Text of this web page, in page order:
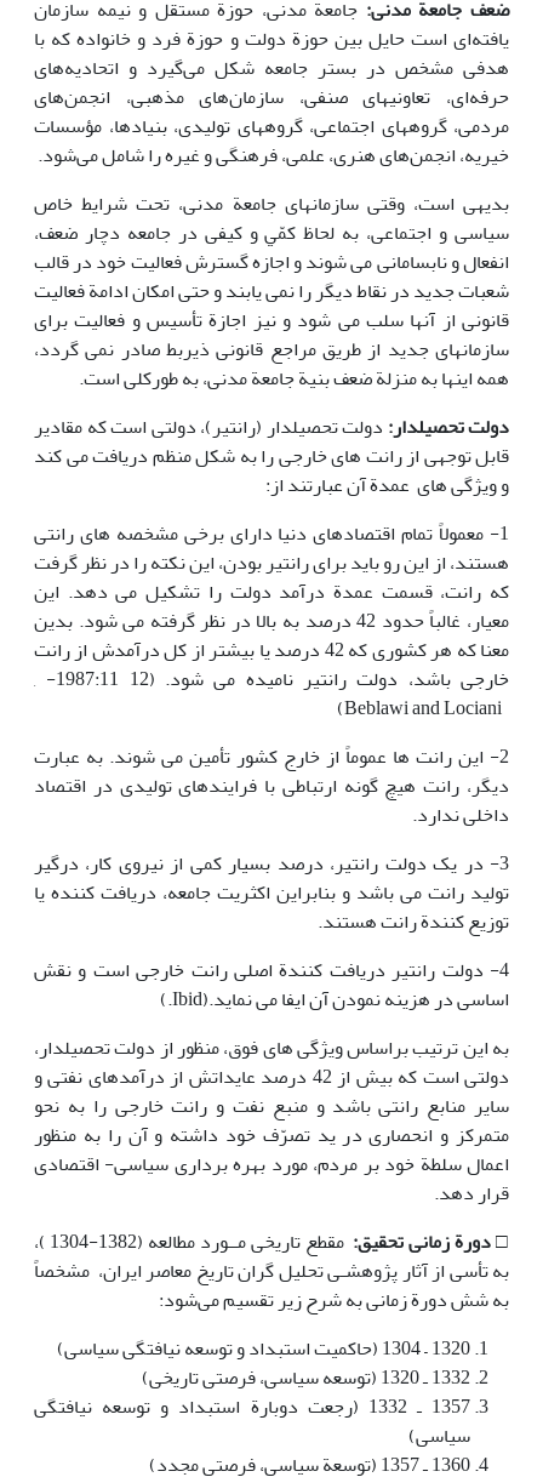
ضعف جامعة مدنی: جامعة مدنی، حوزة مستقل و نیمه سازمان
یافته‌ای است حایل بین حوزة دولت و حوزة فرد و خانواده که با
هدفی مشخص در بستر جامعه شکل می‌گیرد و اتحادیه‌های
حرفه‌ای، تعاونیهای صنفی، سازمان‌های مذهبی، انجمن‌های
مردمی، گروههای اجتماعی، گروههای تولیدی، بنیادها، مؤسسات
خیریه، انجمن‌های هنری، علمی، فرهنگی و غیره را شامل می‌شود.
بدیهی است، وقتی سازمانهای جامعة مدنی، تحت شرایط خاص
سیاسی و اجتماعی، به لحاظ ﮐﻤّﻲ و کیفی در جامعه دچار ضعف،
انفعال و نابسامانی می شوند و اجازه گسترش فعالیت خود در قالب
شعبات جدید در نقاط دیگر را نمی یابند و حتی امکان ادامة فعالیت
قانونی از آنها سلب می شود و نیز اجازة تأسیس و فعالیت برای
سازمانهای جدید از طریق مراجع قانونی ذیربط صادر نمی گردد،
همه اینها به منزلة ضعف بنیة جامعة مدنی، به طورکلی است.
دولت تحصیلدار: دولت تحصیلدار (رانتیر)، دولتی است که مقادیر
قابل توجهی از رانت های خارجی را به شکل منظم دریافت می کند
و ویژگی های عمدة آن عبارتند از:
1- معمولاً تمام اقتصادهای دنیا دارای برخی مشخصه های رانتی
هستند، از این رو باید برای رانتیر بودن، این نکته را در نظر گرفت
که رانت، قسمت عمدة درآمد دولت را تشکیل می دهد. این
معیار، غالباً حدود 42 درصد به بالا در نظر گرفته می شود. بدین
معنا که هر کشوری که 42 درصد یا بیشتر از کل درآمدش از رانت
خارجی باشد، دولت رانتیر نامیده می شود. (12 1987:11- ,
2- این رانت ها عموماً از خارج کشور تأمین می شوند. به عبارت
دیگر، رانت هیچ گونه ارتباطی با فرایندهای تولیدی در اقتصاد
داخلی ندارد.
3- در یک دولت رانتیر، درصد بسیار کمی از نیروی کار، درگیر
تولید رانت می باشد و بنابراین اکثریت جامعه، دریافت کننده یا
توزیع کنندة رانت هستند.
4- دولت رانتیر دریافت کنندة اصلی رانت خارجی است و نقش
اساسی در هزینه نمودن آن ایفا می نماید.(Ibid.)
به این ترتیب براساس ویژگی های فوق، منظور از دولت تحصیلدار،
دولتی است که بیش از 42 درصد عایداتش از درآمدهای نفتی و
سایر منابع رانتی باشد و منبع نفت و رانت خارجی را به نحو
متمرکز و انحصاری در ید تصرّف خود داشته و آن را به منظور
اعمال سلطة خود بر مردم، مورد بهره برداری سیاسی- اقتصادی
قرار دهد.
□دورة زمانی تحقیق:
مقطع تاریخی مــورد مطالعه (1382-1304 )،
به تأسی از آثار پژوهشـی تحلیل گران تاریخ معاصر ایران، مشخصاً
به شش دورة زمانی به شرح زیر تقسیم می‌شود:
1320 – 1304 (حاکمیت استبداد و توسعه نیافتگی سیاسی)
1332 ـ 1320 (توسعه سیاسی، فرصتی تاریخی)
1357 ـ 1332 (رجعت دوبارة استبداد و توسعه نیافتگی
سیاسی)
1360 ـ 1357 (توسعة سیاسی، فرصتی مجدد)